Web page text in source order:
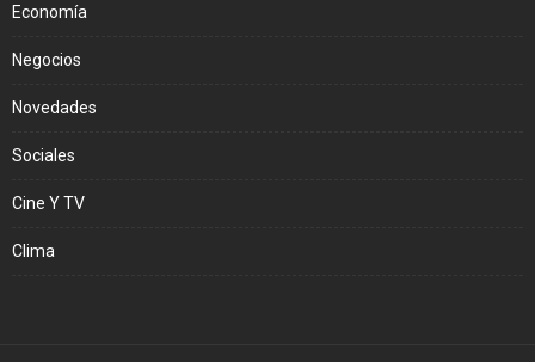
Economía
Negocios
Novedades
Sociales
Cine Y TV
Clima